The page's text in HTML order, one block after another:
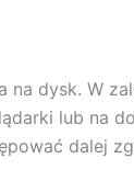
na dysk. W
lub na
dalej